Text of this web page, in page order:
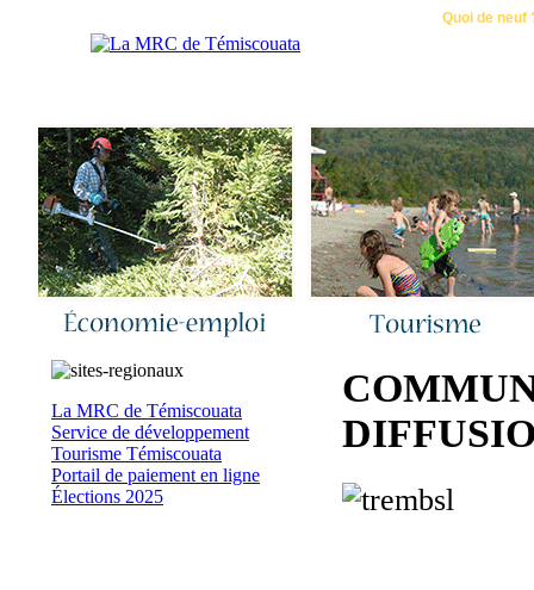
Quoi de neuf
La MRC de Témiscouata
Service de développement
Tourisme Témiscouata
Portail de paiement en ligne
Élections 2025